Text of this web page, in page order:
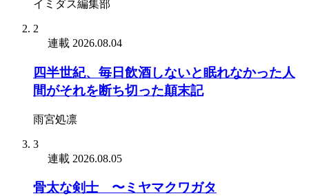
イミダス編集部
2
連載 2026.08.04
四半世紀、毎日飲酒しないと眠れなかった人
間がそれを断ち切った顛末記
雨宮処凛
3
連載 2026.08.05
骨太な剣士 〜ミヤマクワガタ